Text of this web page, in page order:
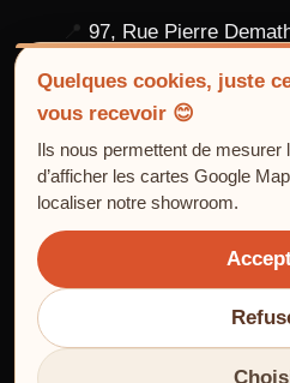
📍 97, Rue Pierre
Contact –
📱 Scanner pour
Quelques cookies, juste
vous recevoir 😊
Ils nous permettent de mesurer
d’afficher les cartes Google
localiser notre showroom.